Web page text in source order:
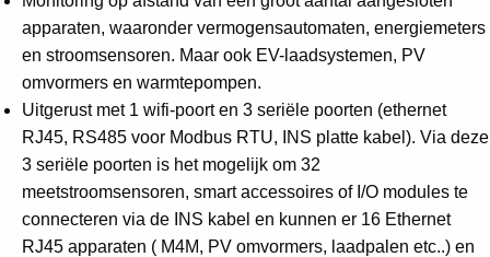
apparaten, waaronder vermogensautomaten, energiemeters
en stroomsensoren. Maar ook EV-laadsystemen, PV
omvormers en warmtepompen.
Uitgerust met 1 wifi-poort en 3 seriële poorten (ethernet
RJ45, RS485 voor Modbus RTU, INS platte kabel). Via deze
3 seriële poorten is het mogelijk om 32
meetstroomsensoren, smart accessoires of I/O modules te
connecteren via de INS kabel en kunnen er 16 Ethernet
RJ45 apparaten ( M4M, PV omvormers, laadpalen etc..) en